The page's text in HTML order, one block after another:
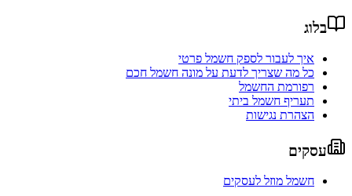
בלוג
איך לעבור לספק חשמל פרטי
כל מה שצריך לדעת על מונה חשמל חכם
רפורמת החשמל
תעריף חשמל ביתי
הצהרת נגישות
עסקים
חשמל מוזל לעסקים